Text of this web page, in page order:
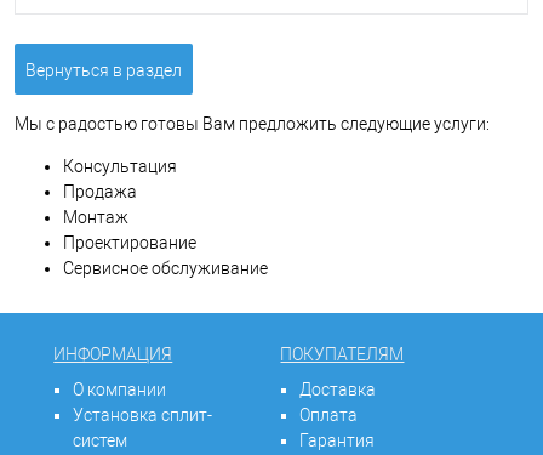
Вернуться в раздел
Мы с радостью готовы Вам предложить следующие услуги:
Консультация
Продажа
Монтаж
Проектирование
Сервисное обслуживание
ИНФОРМАЦИЯ
О компании
Установка сплит-
систем
ПОКУПАТЕЛЯМ
Доставка
Оплата
Гарантия